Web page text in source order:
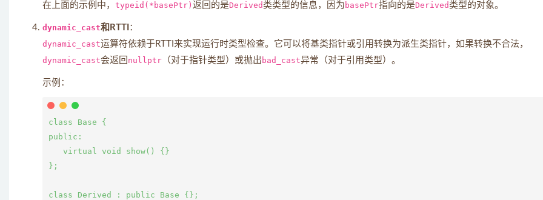
在上面的示例中， typeid(*basePtr) 返回的是Derived 类类型的信息，因为 basePtr指向的是Derived 类型的对象。
dynamic_cast和RTTI ：
dynamic_cast运算符依赖于RTTI来实现运行时类型检查。它可以将基类指针或引用转换为派生类指针，如果转换不合法，
dynamic_cast会返回 nullptr （对于指针类型）或抛出 bad_cast异常（对于引用类型）。
示例：
class Base {
public:
   virtual void show() {}
};
class Derived : public Base {};